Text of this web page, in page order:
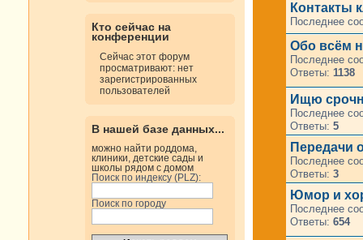
Кто сейчас на
конференции
Сейчас этот форум
просматривают: нет
зарегистрированных
пользователей
В нашей базе данных...
можно найти роддома,
клиники, детские сады и
школы рядом с домом
Поиск по индексу (PLZ):
Поиск по городу
Контакты
Последнее
Обо всём
Последнее
Ответы: 1138
Ищю
Последнее
Ответы: 5
Передачи
Последнее
Ответы: 3
Юмор и
Последнее
Ответы: 654